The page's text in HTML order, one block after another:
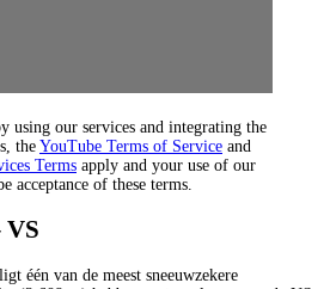
using our services and integrating the
the YouTube Terms of Service and
Terms apply and your use of our
acceptance of these terms.
VS
één van de meest sneeuwzekere